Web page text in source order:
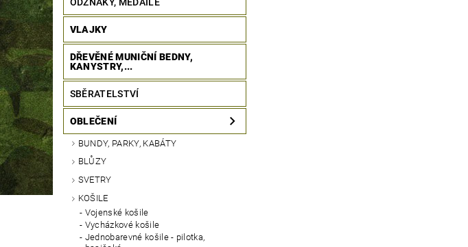
VLAJKY
DŘEVĚNÉ MUNIČNÍ BEDNY,
KANYSTRY,...
SBĚRATELSTVÍ
OBLEČENÍ
BUNDY, PARKY, KABÁTY
BLŮZY
SVETRY
KOŠILE
Vojenské košile
Vycházkové košile
Jednobarevné košile - pilotka,